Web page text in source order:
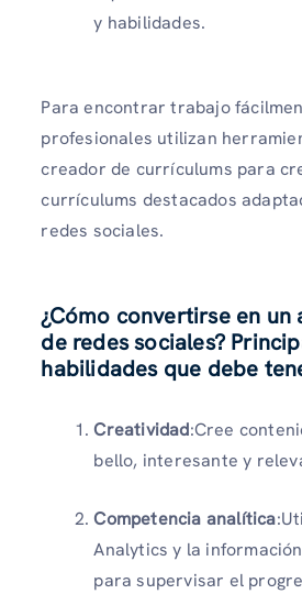
y habilidades.
Para encontrar trabajo
profesionales utilizan
creador de currículums para
currículums destacados
redes sociales.
¿Cómo convertirse en
de redes sociales?
habilidades que debe
Creatividad:Cree
bello, interesante y
Competencia analítica
Analytics y la
para supervisar el